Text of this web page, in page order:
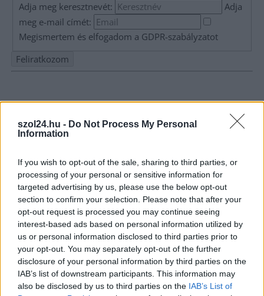
szol24.hu - Do Not Process My Personal
Information
If you wish to opt-out of the sale, sharing to third parties, or
processing of your personal or sensitive information for
targeted advertising by us, please use the below opt-out
section to confirm your selection. Please note that after your
opt-out request is processed you may continue seeing
interest-based ads based on personal information utilized by
us or personal information disclosed to third parties prior to
your opt-out. You may separately opt-out of the further
disclosure of your personal information by third parties on the
IAB’s list of downstream participants. This information may
also be disclosed by us to third parties on the IAB’s List of
Adja meg keresztnevét:
Adja
meg e-mail címét:
Megismertem és elfogadom a GDPR-szabályzatot
legfrissebb információkkal és exkluzív tartalmakkal hétről hétre
A Tisza Párt Dr. Baka Andrást jelöli köztársasági elnöknek
Óriási, több mint két méteres harcsát fogott a Tiszán a 13 éves
fiú (VIDEÓVAL)
Hétfőn kezdik, csütörtökön végeznek – lezárás miatt
fennakadásokra és pótlóbuszos közlekedésre számítsunk az
egyik Jász-Nagykun-Szolnok megyei vasútvonalon
Visszaszámlálás indul: -1, 0, Sziget!